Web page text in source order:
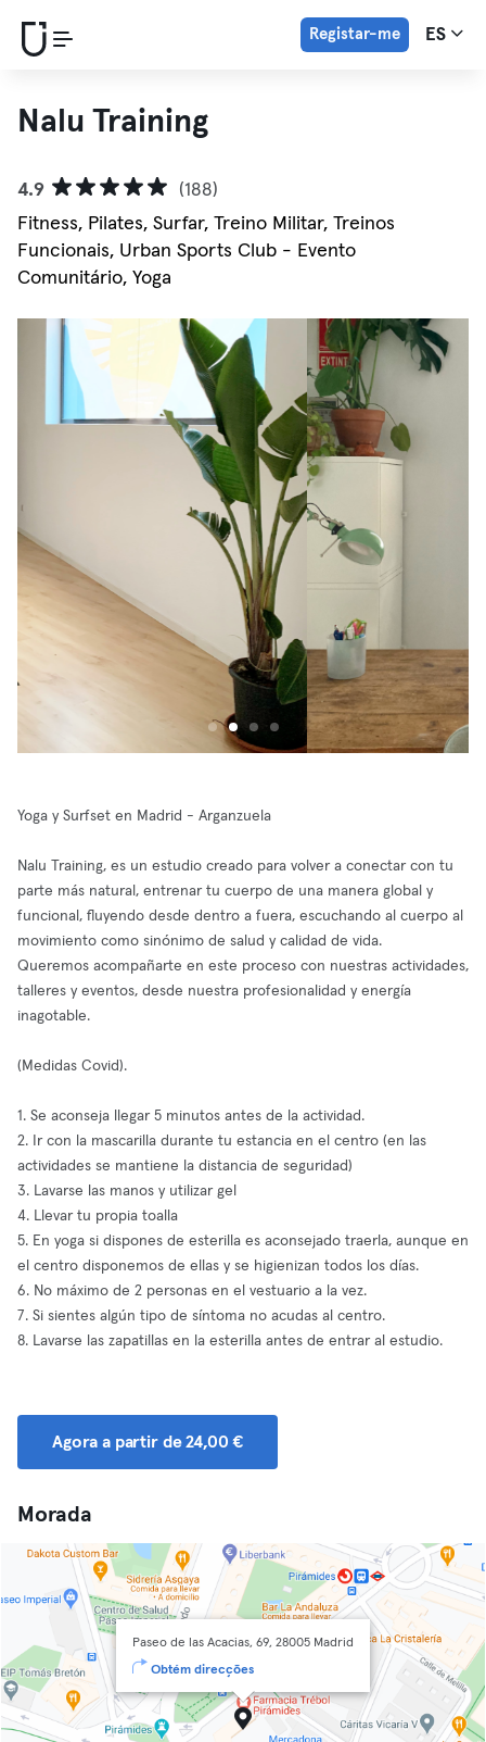
Registar-me ES
Nalu Training
4.9
(188)
Fitness, Pilates, Surfar, Treino Militar, Treinos
Funcionais, Urban Sports Club - Evento
Comunitário, Yoga
Yoga y Surfset en Madrid - Arganzuela
Nalu Training, es un estudio creado para volver a conectar con tu
parte más natural, entrenar tu cuerpo de una manera global y
funcional, fluyendo desde dentro a fuera, escuchando al cuerpo al
movimiento como sinónimo de salud y calidad de vida.
Queremos acompañarte en este proceso con nuestras actividades,
talleres y eventos, desde nuestra profesionalidad y energía
inagotable.
(Medidas Covid).
1. Se aconseja llegar 5 minutos antes de la actividad.
2. Ir con la mascarilla durante tu estancia en el centro (en las
actividades se mantiene la distancia de seguridad)
3. Lavarse las manos y utilizar gel
4. Llevar tu propia toalla
5. En yoga si dispones de esterilla es aconsejado traerla, aunque en
el centro disponemos de ellas y se higienizan todos los días.
6. No máximo de 2 personas en el vestuario a la vez.
7. Si sientes algún tipo de síntoma no acudas al centro.
8. Lavarse las zapatillas en la esterilla antes de entrar al estudio.
Agora a partir de 24,00 €
Morada
Paseo de las Acacias, 69, 28005 Madrid
Obtém direcções